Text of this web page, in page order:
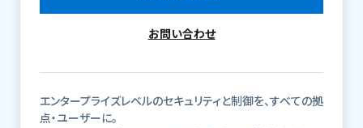
お問い合わせ
エンタープライズレベルのセキュリティと制御を、すべての拠
点・ユーザーに。